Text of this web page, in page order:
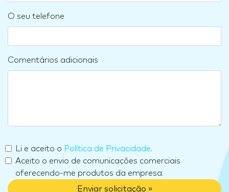
O seu telefone
Comentários adicionais
Li e aceito o Política de Privacidade.
Aceito o envio de comunicações comerciais
oferecendo-me produtos da empresa.
Enviar solicitação »